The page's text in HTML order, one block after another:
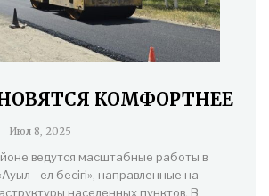
КОМФОРТНЕЕ
Июл 8, 2025
ведутся масштабные работы в
- ел бесігі», направленные на
населенных пунктов. В